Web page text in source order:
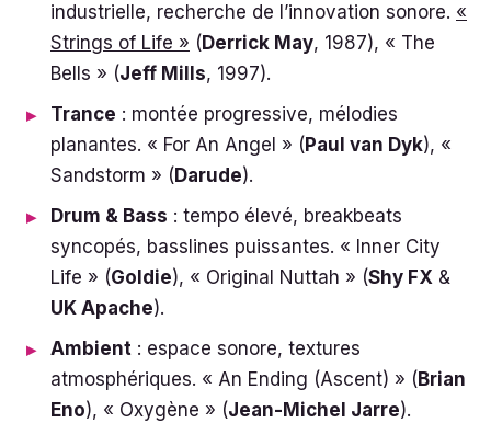
industrielle, recherche de l’innovation sonore. «
Strings of Life » ( Derrick May, 1987), « The
Bells » (Jeff Mills, 1997).
Trance : montée progressive, mélodies
planantes. « For An Angel » ( Paul van Dyk), «
Sandstorm » ( Darude).
Drum & Bass : tempo élevé, breakbeats
syncopés, basslines puissantes. « Inner City
Life » (Goldie), « Original Nuttah » (Shy FX &
UK Apache).
Ambient : espace sonore, textures
atmosphériques. « An Ending (Ascent) » ( Brian
Eno), « Oxygène » (Jean-Michel Jarre).